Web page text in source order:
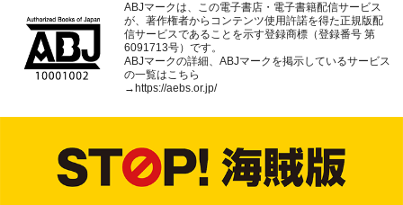
ABJマークは、この電子書店・電子書籍配信サービス
が、著作権者からコンテンツ使用許諾を得た正規版配
信サービスであることを示す登録商標（登録番号 第
6091713号）です。
ABJマークの詳細、ABJマークを掲示しているサービス
の一覧はこちら
→ https://aebs.or.jp/